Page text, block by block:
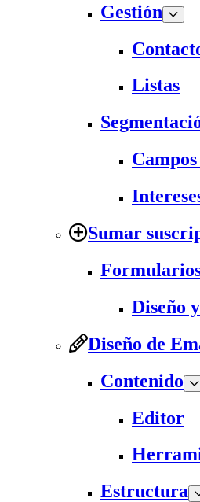
Gestión
Listas
Sumar
Diseño
Diseño de
Contenido
Editor
Estructura